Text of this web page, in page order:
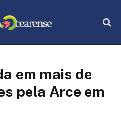
em mais de
pela Arce em